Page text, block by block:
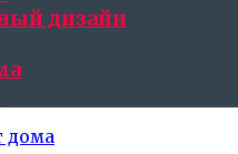
дизайн
дома